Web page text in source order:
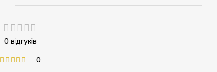
0 відгуків
0